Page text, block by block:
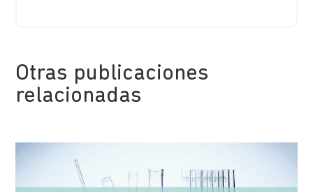
Otras publicaciones
relacionadas